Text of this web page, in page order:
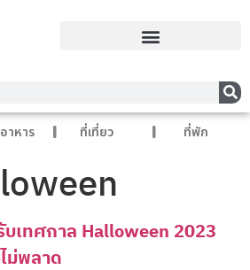
าหาร ที่เที่ยว ที่พัก
เทศกาล Halloween 2023
ม่พลาด